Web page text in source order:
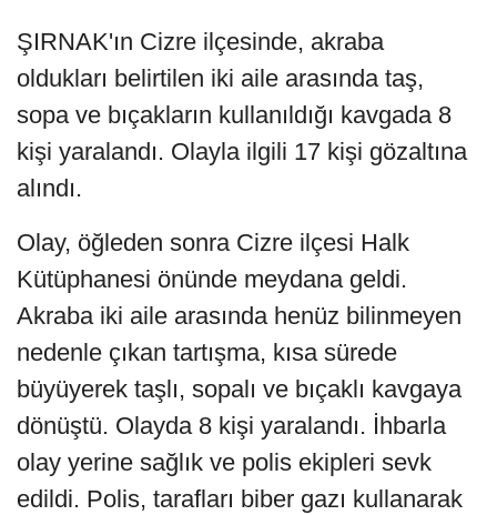
ŞIRNAK'ın Cizre ilçesinde, akraba
oldukları belirtilen iki aile arasında taş,
sopa ve bıçakların kullanıldığı kavgada 8
kişi yaralandı. Olayla ilgili 17 kişi gözaltına
alındı.
Olay, öğleden sonra Cizre ilçesi Halk
Kütüphanesi önünde meydana geldi.
Akraba iki aile arasında henüz bilinmeyen
nedenle çıkan tartışma, kısa sürede
büyüyerek taşlı, sopalı ve bıçaklı kavgaya
dönüştü. Olayda 8 kişi yaralandı. İhbarla
olay yerine sağlık ve polis ekipleri sevk
edildi. Polis, tarafları biber gazı kullanarak